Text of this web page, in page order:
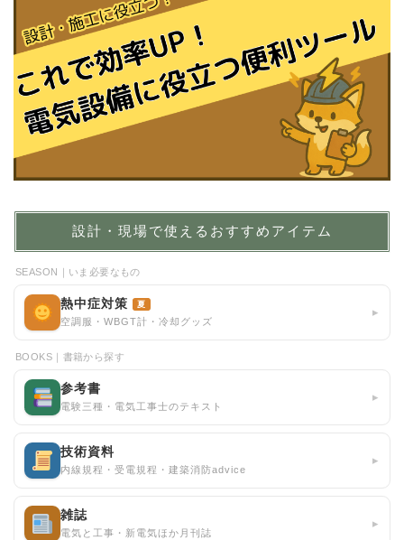
設計・現場で使えるおすすめアイテム
SEASON｜いま必要なもの
熱中症対策 夏
空調服・WBGT計・冷却グッズ
▸
BOOKS｜書籍から探す
参考書
電験三種・電気工事士のテキスト
▸
技術資料
内線規程・受電規程・建築消防advice
▸
雑誌
電気と工事・新電気ほか月刊誌
▸